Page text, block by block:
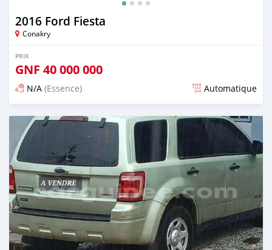
2016 Ford Fiesta
Conakry
PRIX
GNF 40 000 000
N/A (Essence) Automatique
Publié il y a environ un an